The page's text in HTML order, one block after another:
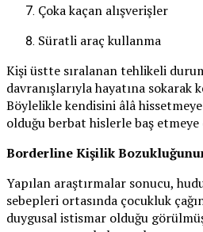
Çoka kaçan alışverişler
Süratli araç kullanma
Kişi üstte sıralanan tehlikeli
davranışlarıyla hayatına sokarak
Böylelikle kendisini âlâ
olduğu berbat hislerle baş etmeye
Borderline Kişilik
Yapılan araştırmalar sonucu,
sebepleri ortasında çocukluk
duygusal istismar olduğu